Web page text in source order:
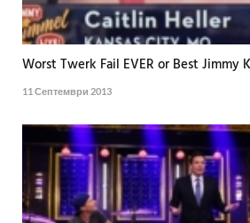
Worst Twerk Fail EVER or Best Jimmy
11 Септември 2013